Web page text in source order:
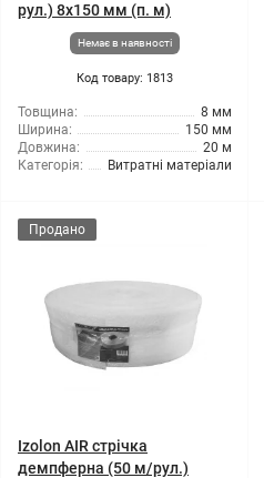
рул.) 8x150 мм (п. м)
Немає в наявності
Код товару: 1813
Товщина:
8 мм
Ширина:
150 мм
Довжина:
20 м
Категорія:
Витратні матеріали
Продано
Izolon AIR стрічка
демпферна (50 м/рул.)